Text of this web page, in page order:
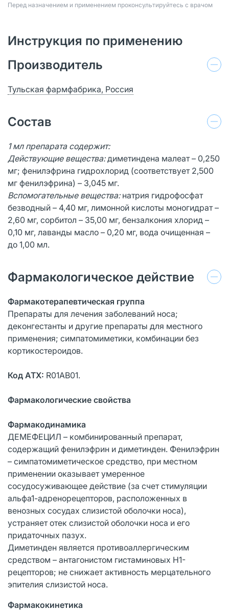
Перед назначением и применением проконсультируйтесь с врачом
Инструкция по применению
Производитель
Тульская фармфабрика, Россия
Состав
1 мл препарата содержит:
Действующие вещества:диметиндена малеат – 0,250
мг; фенилэфрина гидрохлорид (соответствует 2,500
мг фенилэфрина) – 3,045 мг.
Вспомогательные вещества:натрия гидрофосфат
безводный – 4,40 мг, лимонной кислоты моногидрат –
2,60 мг, сорбитол – 35,00 мг, бензалкония хлорид –
0,10 мг, лаванды масло – 0,20 мг, вода очищенная –
до 1,00 мл.
Фармакологическое действие
Фармакотерапевтическая группа
Препараты для лечения заболеваний носа;
деконгестанты и другие препараты для местного
применения; симпатомиметики, комбинации без
кортикостероидов.
Код АТХ: R01AB01.
Фармакологические свойства
Фармакодинамика
ДЕМЕФЕЦИЛ – комбинированный препарат,
содержащий фенилэфрин и диметинден. Фенилэфрин
– симпатомиметическое средство, при местном
применении оказывает умеренное
сосудосуживающее действие (за счет стимуляции
альфа1-адренорецепторов, расположенных в
венозных сосудах слизистой оболочки носа),
устраняет отек слизистой оболочки носа и его
придаточных пазух.
Диметинден является противоаллергическим
средством – антагонистом гистаминовых Н1-
рецепторов; не снижает активность мерцательного
эпителия слизистой носа.
Фармакокинетика